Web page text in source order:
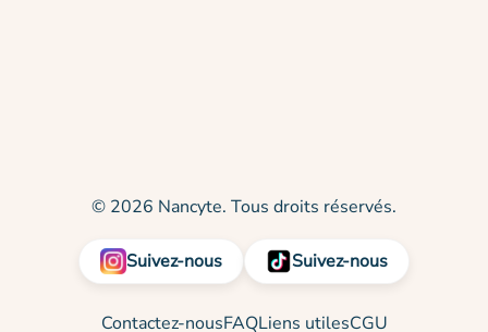
© 2026 Nancyte. Tous droits réservés.
Suivez-nous Suivez-nous
Contactez-nousFAQLiens utilesCGU